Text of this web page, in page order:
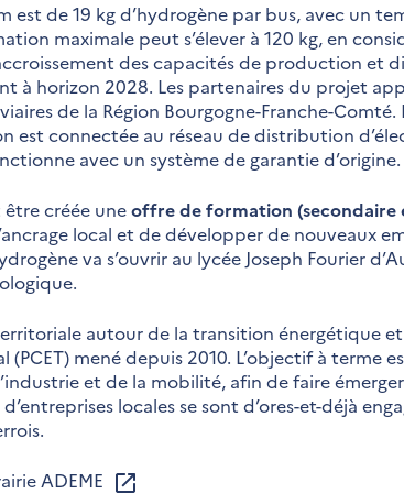
est de 19 kg d’hydrogène par bus, avec un
maximale peut s’élever à 120 kg, en
des capacités de production et
à horizon 2028. Les partenaires du projet
de la Région Bourgogne-Franche-Comté.
est connectée au réseau de distribution
avec un système de garantie d’origine.
créée uneoffre de formation (secondaire
local et de développer de nouveaux
va s’ouvrir au lycée Joseph Fourier
autour de la transition énergétique
(PCET) mené depuis 2010. L’objectif à terme
et de la mobilité, afin de faire
locales se sont d’ores-et-déjà
ADEME